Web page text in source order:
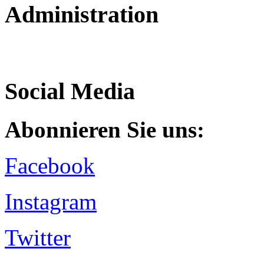
Administration
Social Media
Abonnieren Sie uns:
Facebook
Instagram
Twitter